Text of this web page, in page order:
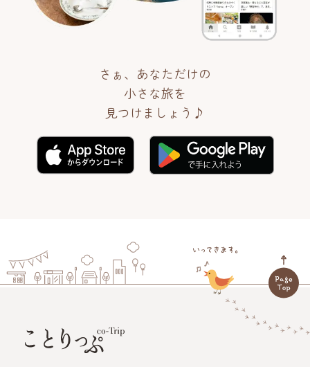
さぁ、あなただけの
小さな旅を
見つけましょう♪